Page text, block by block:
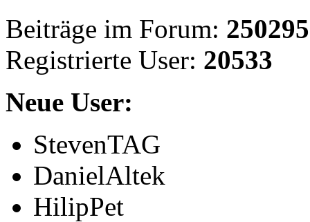
Beiträge im Forum: 250295
Registrierte User: 20533
Neue User:
StevenTAG
DanielAltek
HilipPet